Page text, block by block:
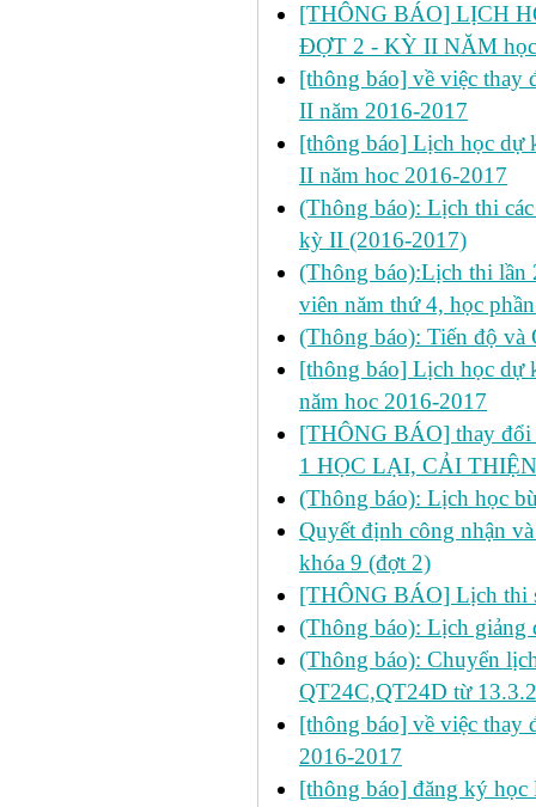
[THÔNG BÁO] LỊCH
ĐỢT 2 - KỲ II NĂM
[thông báo] về việc thay
II năm 2016-2017
[thông báo] Lịch học dự
II năm hoc 2016-2017
(Thông báo): Lịch thi
kỳ II (2016-2017)
(Thông báo):Lịch thi lần
viên năm thứ 4, học
(Thông báo): Tiến độ và
[thông báo] Lịch học dự
năm hoc 2016-2017
[THÔNG BÁO] thay đổi
1 HỌC LẠI, CẢI
(Thông báo): Lịch học
Quyết định công nhận
khóa 9 (đợt 2)
[THÔNG BÁO] Lịch thi
(Thông báo): Lịch giảng
(Thông báo): Chuyển
QT24C,QT24D từ
[thông báo] về việc thay
2016-2017
[thông báo] đăng ký